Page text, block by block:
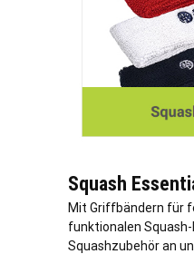
Squash
Mit Griffbändern für
funktionalen
Squashzubehör an